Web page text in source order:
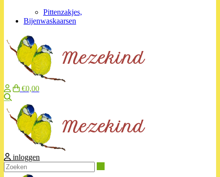
Pittenzakjes,
Bijenwaskaarsen
€0,00
inloggen